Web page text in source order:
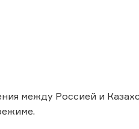
между Россией и